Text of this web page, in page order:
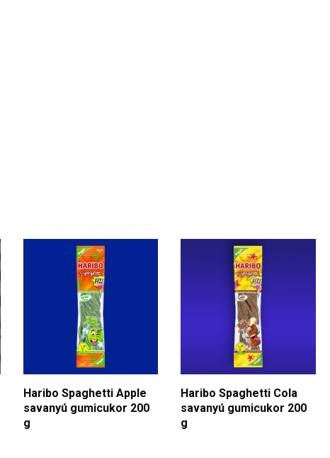
Haribo Spaghetti Apple
savanyú gumicukor 200
g
Haribo Spaghetti Cola
savanyú gumicukor 200
g